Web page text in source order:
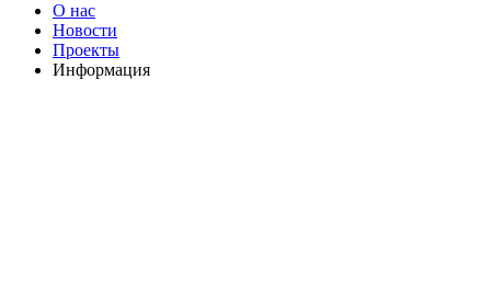
О нас
Новости
Проекты
Информация